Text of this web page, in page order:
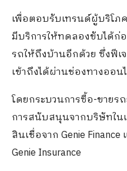
เพื่อตอบรับเทรนด์ผู้บริโภ
มีบริการให้ทดลองขับได้ก่
รถให้ถึงบ้านอีกด้วย ซึ่งฟีเ
เข้าถึงได้ผ่านช่องทางออ
โดยกระบวนการซื้อ-ขายร
การสนับสนุนจากบริษัทใน
สินเชื่อจาก Genie
Genie Insurance